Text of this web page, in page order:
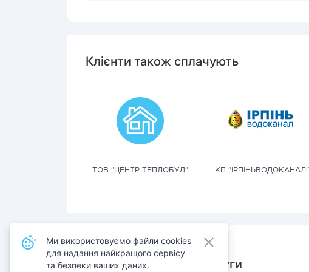
Клієнти також сплачують
ТОВ "ЦЕНТР ТЕПЛОБУД" КП "ІРПІНЬВОДОКАНАЛ"
Також сплачують послуги
Ми використовуємо файли cookies
для надання найкращого сервісу
та безпеки ваших даних.